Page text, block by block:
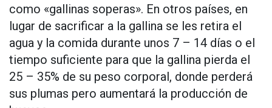
como «gallinas soperas». En otros países, en
lugar de sacrificar a la gallina se les retira el
agua y la comida durante unos 7 – 14 días o el
tiempo suficiente para que la gallina pierda el
25 – 35% de su peso corporal, donde perderá
sus plumas pero aumentará la producción de